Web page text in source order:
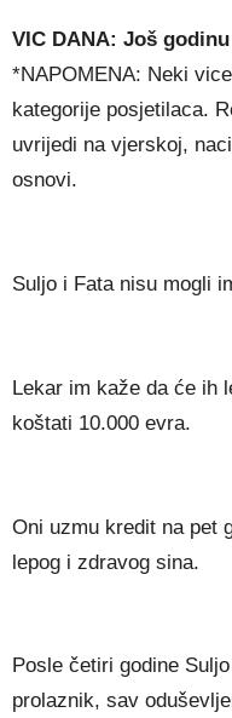
VIC DANA: Još
*NAPOMENA: Neki
kategorije posjetilaca.
uvrijedi na vjerskoj,
osnovi.
Suljo i Fata nisu mogli
Lekar im kaže da će ih
koštati 10.000 evra.
Oni uzmu kredit na pet
lepog i zdravog sina.
Posle četiri godine
prolaznik, sav